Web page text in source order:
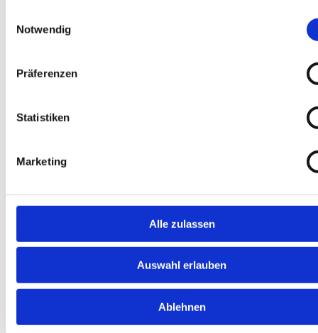
Notwendig
Präferenzen
Statistiken
Marketing
Alle zulassen
Auswahl erlauben
Ablehnen
Düsseldorf